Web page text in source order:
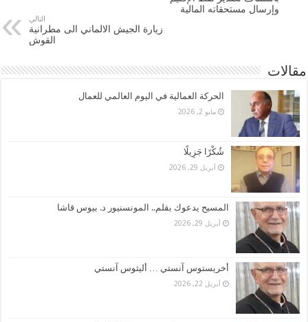
وإرسال مستحقاته المالية
التالي
زيارة الجيش الالماني الى مطرانية
القوش
مقالات
الحركة العمالية في اليوم العالمي للعمال
مايو 2, 2026
شُكْرًا جَزِيلًا
أبريل 29, 2026
المسيح يدعوك بقلم.. المونسنيور د. بيوس قاشا
أبريل 29, 2026
أخريستوس آنستي … أليثوس آنستي
أبريل 22, 2026